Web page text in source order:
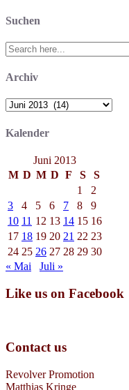
Suchen
Search
for:
Archiv
Archiv
Kalender
Juni 2013
M D M D F S
S
1
2
3
4 5 6 7 8
9
10 11 12 13 14 15 16
17 18 19 20 21 22 23
24 25 26 27 28 29 30
« Mai
Juli »
Like us on Facebook
Contact us
Revolver Promotion
Matthias Kringe